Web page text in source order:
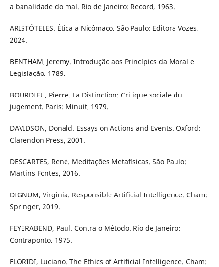
a banalidade do mal. Rio de Janeiro: Record, 1963.
ARISTÓTELES. Ética a Nicômaco. São Paulo: Editora Vozes,
2024.
BENTHAM, Jeremy. Introdução aos Princípios da Moral e
Legislação. 1789.
BOURDIEU, Pierre. La Distinction: Critique sociale du
jugement. Paris: Minuit, 1979.
DAVIDSON, Donald. Essays on Actions and Events. Oxford:
Clarendon Press, 2001.
DESCARTES, René. Meditações Metafísicas. São Paulo:
Martins Fontes, 2016.
DIGNUM, Virginia. Responsible Artificial Intelligence. Cham:
Springer, 2019.
FEYERABEND, Paul. Contra o Método. Rio de Janeiro:
Contraponto, 1975.
FLORIDI, Luciano. The Ethics of Artificial Intelligence. Cham: